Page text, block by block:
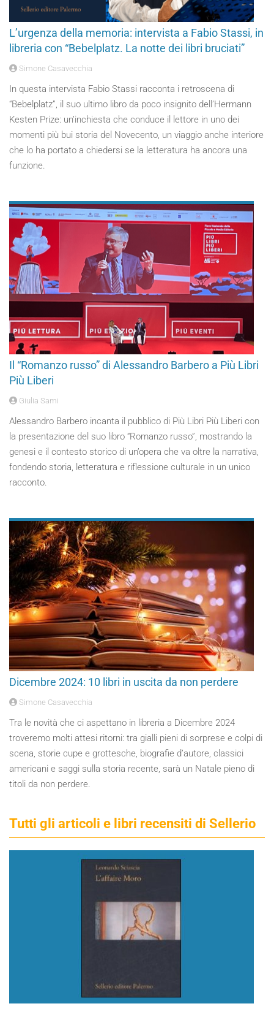
L’urgenza della memoria: intervista a Fabio Stassi, in
libreria con “Bebelplatz. La notte dei libri bruciati”
Simone Casavecchia
In questa intervista Fabio Stassi racconta i retroscena di
“Bebelplatz”, il suo ultimo libro da poco insignito dell’Hermann
Kesten Prize: un’inchiesta che conduce il lettore in uno dei
momenti più bui storia del Novecento, un viaggio anche interiore
che lo ha portato a chiedersi se la letteratura ha ancora una
funzione.
Il “Romanzo russo” di Alessandro Barbero a Più Libri
Più Liberi
Giulia Sami
Alessandro Barbero incanta il pubblico di Più Libri Più Liberi con
la presentazione del suo libro “Romanzo russo”, mostrando la
genesi e il contesto storico di un’opera che va oltre la narrativa,
fondendo storia, letteratura e riflessione culturale in un unico
racconto.
Dicembre 2024: 10 libri in uscita da non perdere
Simone Casavecchia
Tra le novità che ci aspettano in libreria a Dicembre 2024
troveremo molti attesi ritorni: tra gialli pieni di sorprese e colpi di
scena, storie cupe e grottesche, biografie d’autore, classici
americani e saggi sulla storia recente, sarà un Natale pieno di
titoli da non perdere.
Tutti gli articoli e libri recensiti di Sellerio